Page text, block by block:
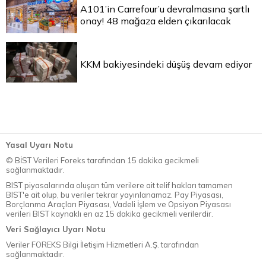
A101’in Carrefour’u devralmasına şartlı
onay! 48 mağaza elden çıkarılacak
KKM bakiyesindeki düşüş devam ediyor
Yasal Uyarı Notu
© BİST Verileri Foreks tarafından 15 dakika gecikmeli
sağlanmaktadır.
BIST piyasalarında oluşan tüm verilere ait telif hakları tamamen
BIST'e ait olup, bu veriler tekrar yayınlanamaz. Pay Piyasası,
Borçlanma Araçları Piyasası, Vadeli İşlem ve Opsiyon Piyasası
verileri BIST kaynaklı en az 15 dakika gecikmeli verilerdir.
Veri Sağlayıcı Uyarı Notu
Veriler FOREKS Bilgi İletişim Hizmetleri A.Ş. tarafından
sağlanmaktadır.